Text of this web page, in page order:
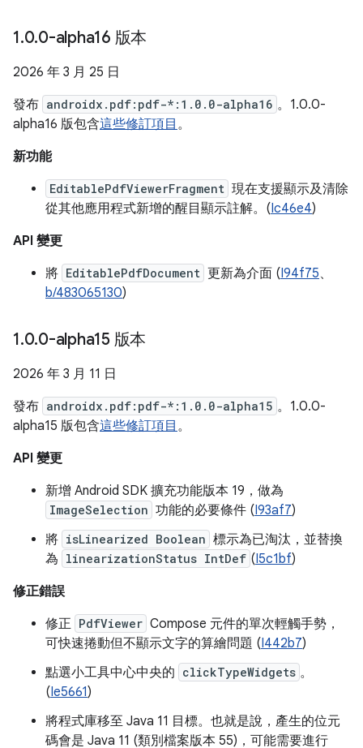
1.0.0-alpha16 版本
2026 年 3 月 25 日
發布 androidx.pdf:pdf-*:1.0.0-alpha16 。1.0.0-
alpha16 版包含這些修訂項目 。
新功能
EditablePdfViewerFragment 現在支援顯示及清除
從其他應用程式新增的醒目顯示註解。(Ic46e4)
API 變更
將 EditablePdfDocument 更新為介面 (I94f75、
b/483065130)
1.0.0-alpha15 版本
2026 年 3 月 11 日
發布 androidx.pdf:pdf-*:1.0.0-alpha15 。1.0.0-
alpha15 版包含這些修訂項目 。
API 變更
新增 Android SDK 擴充功能版本 19，做為
ImageSelection 功能的必要條件 (I93af7)
將 isLinearized Boolean 標示為已淘汰，並替換
為 linearizationStatus IntDef (I5c1bf)
修正錯誤
修正 PdfViewer Compose 元件的單次輕觸手勢，
可快速捲動但不顯示文字的算繪問題 (I442b7)
點選小工具中心中央的 clickTypeWidgets 。
(Ie5661)
將程式庫移至 Java 11 目標。也就是說，產生的位元
碼會是 Java 11 (類別檔案版本 55)，可能需要進行